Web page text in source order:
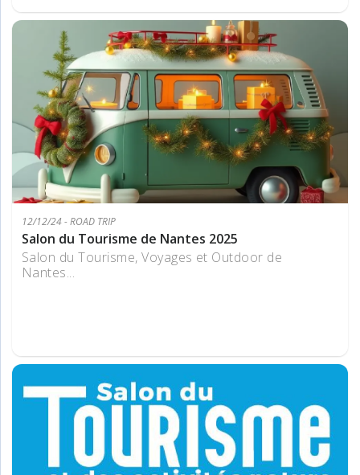
12/12/24 - ROAD TRIP
Salon du Tourisme de Nantes 2025
Salon du Tourisme, Voyages et Outdoor de
Nantes...